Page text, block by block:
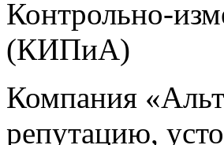
Контрольно-
(КИПиА)
Компания
репутацию,